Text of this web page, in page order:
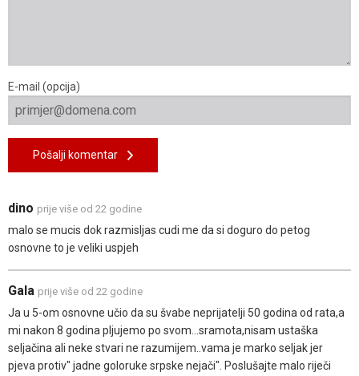
E-mail (opcija)
Pošalji komentar
dino prije više od 22 godine
malo se mucis dok razmisljas cudi me da si doguro do petog
osnovne to je veliki uspjeh
Gala prije više od 22 godine
Ja u 5-om osnovne učio da su švabe neprijatelji 50 godina od rata,a
mi nakon 8 godina pljujemo po svom...sramota,nisam ustaška
seljačina ali neke stvari ne razumijem..vama je marko seljak jer
pjeva protiv" jadne goloruke srpske nejači". Poslušajte malo riječi